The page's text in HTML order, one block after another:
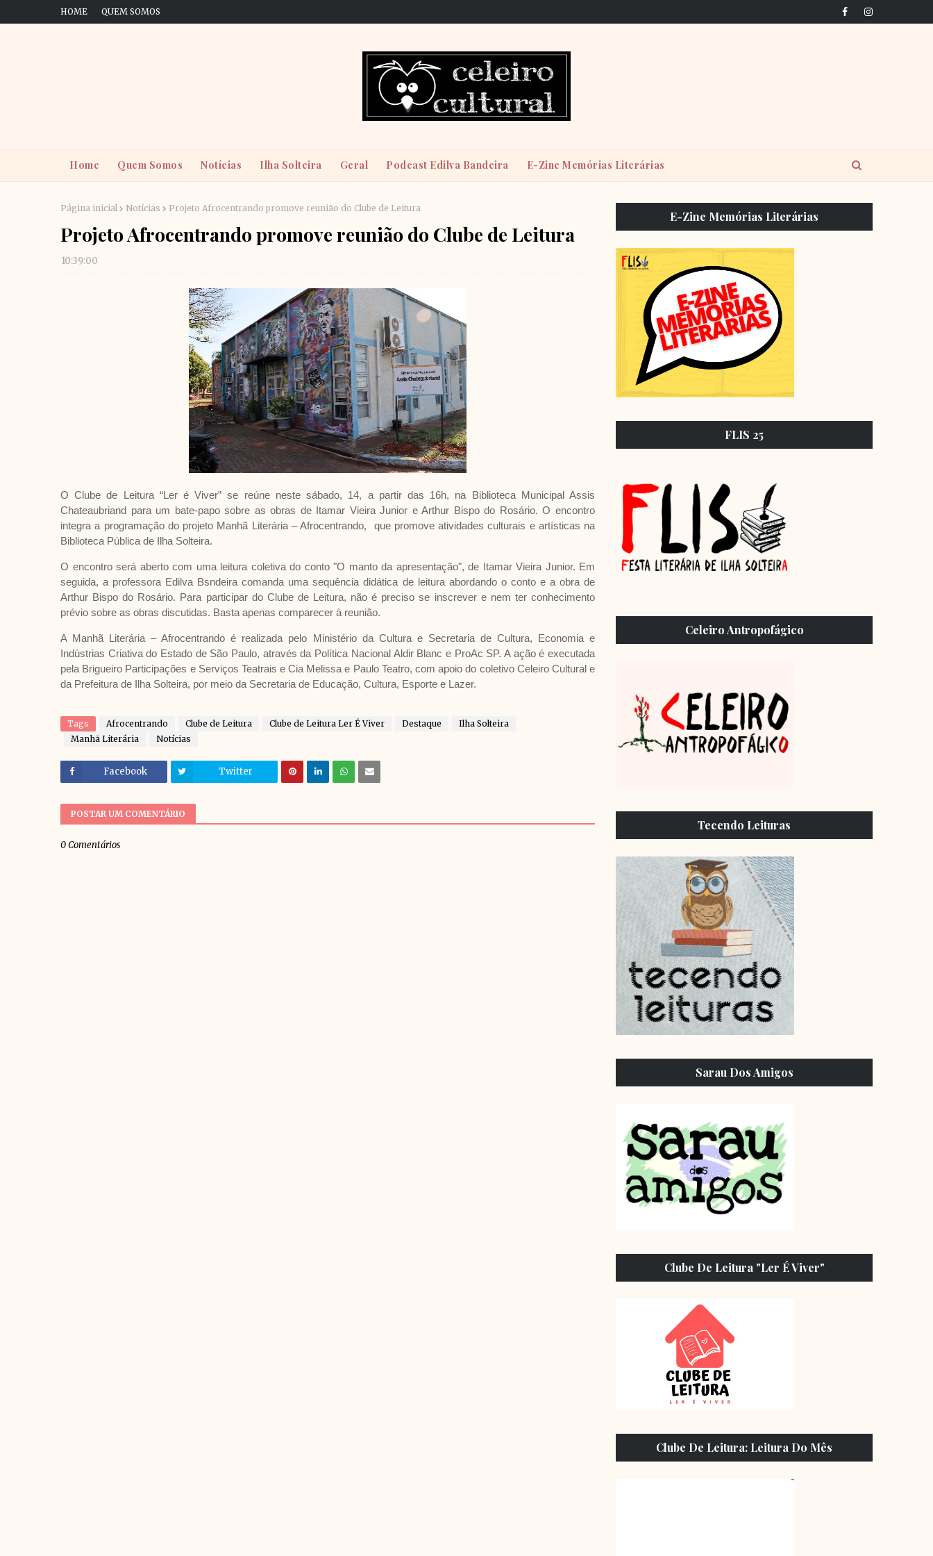
HOME QUEM SOMOS
Home Quem Somos Notícias Ilha Solteira Geral Podcast Edilva Bandeira E-Zine Memórias Literárias
Página inicial Notícias Projeto Afrocentrando promove reunião do Clube de Leitura
Projeto Afrocentrando promove reunião do Clube de Leitura
10:39:00
O Clube de Leitura “Ler é Viver” se reúne neste sábado, 14, a partir das 16h, na Biblioteca Municipal Assis
Chateaubriand para um bate-papo sobre as obras de Itamar Vieira Junior e Arthur Bispo do Rosário. O encontro
integra a programação do projeto Manhã Literária – Afrocentrando, que promove atividades culturais e artísticas na
Biblioteca Pública de Ilha Solteira.
O encontro será aberto com uma leitura coletiva do conto "O manto da apresentação", de Itamar Vieira Junior. Em
seguida, a professora Edilva Bsndeira comanda uma sequência didática de leitura abordando o conto e a obra de
Arthur Bispo do Rosário. Para participar do Clube de Leitura, não é preciso se inscrever e nem ter conhecimento
prévio sobre as obras discutidas. Basta apenas comparecer à reunião.
A Manhã Literária – Afrocentrando é realizada pelo Ministério da Cultura e Secretaria de Cultura, Economia e
Indústrias Criativa do Estado de São Paulo, através da Política Nacional Aldir Blanc e ProAc SP. A ação é executada
pela Brigueiro Participações e Serviços Teatrais e Cia Melissa e Paulo Teatro, com apoio do coletivo Celeiro Cultural e
da Prefeitura de Ilha Solteira, por meio da Secretaria de Educação, Cultura, Esporte e Lazer.
Tags Afrocentrando Clube de Leitura Clube de Leitura Ler É Viver Destaque
Ilha Solteira
Manhã Literária
Notícias
Facebook Twitter
POSTAR UM COMENTÁRIO
0 Comentários
E-Zine Memórias Literárias
FLIS 25
Celeiro Antropofágico
Tecendo Leituras
Sarau Dos Amigos
Clube De Leitura "Ler É Viver"
Clube De Leitura: Leitura Do Mês